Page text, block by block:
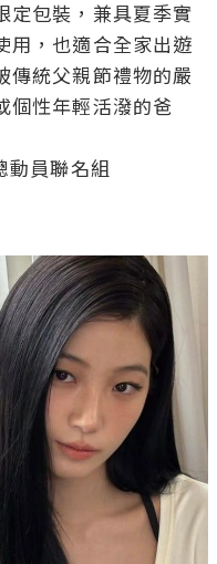
定包裝，兼具夏季實
用，也適合全家出遊
傳統父親節禮物的嚴
個性年輕活潑的爸
動員聯名組